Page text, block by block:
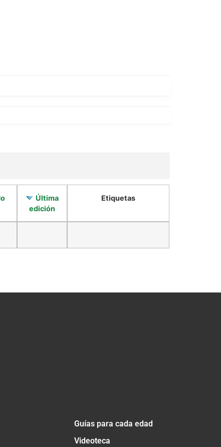
Última
edición
Etiquetas
Guías para cada edad
Videoteca